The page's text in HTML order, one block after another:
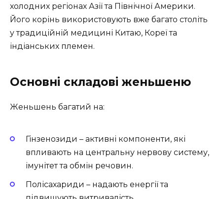
холодних регіонах Азії та Північної Америки.
Його корінь використовують вже багато століть
у традиційній медицині Китаю, Кореї та
індіанських племен.
Основні складові женьшеню
Женьшень багатий на:
Гінзенозиди – активні компоненти, які
впливають на центральну нервову систему,
імунітет та обмін речовин.
Полісахариди – надають енергії та